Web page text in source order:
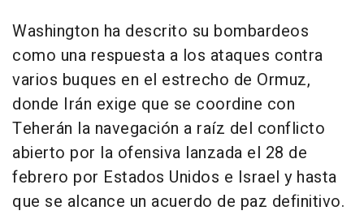
Washington ha descrito su bombardeos
como una respuesta a los ataques contra
varios buques en el estrecho de Ormuz,
donde Irán exige que se coordine con
Teherán la navegación a raíz del conflicto
abierto por la ofensiva lanzada el 28 de
febrero por Estados Unidos e Israel y hasta
que se alcance un acuerdo de paz definitivo.